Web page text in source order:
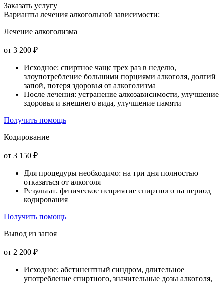
Заказать услугу
Варианты лечения алкогольной зависимости:
Лечение алкоголизма
от 3 200 ₽
Исходное: спиртное чаще трех раз в неделю,
злоупотребление большими порциями алкоголя, долгий
запой, потеря здоровья от алкоголизма
После лечения: устранение алкозависимости, улучшение
здоровья и внешнего вида, улучшение памяти
Получить помощь
Кодирование
от 3 150 ₽
Для процедуры необходимо: на три дня полностью
отказаться от алкоголя
Результат: физическое неприятие спиртного на период
кодирования
Получить помощь
Вывод из запоя
от 2 200 ₽
Исходное: абстинентный синдром, длительное
употребление спиртного, значительные дозы алкоголя,